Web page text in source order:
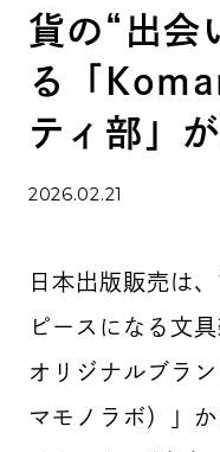
貨の“出会
る「
ティ部」
2026.02.21
日本出版販売は
ピースになる文
オリジナルブラ
マモノラボ）」